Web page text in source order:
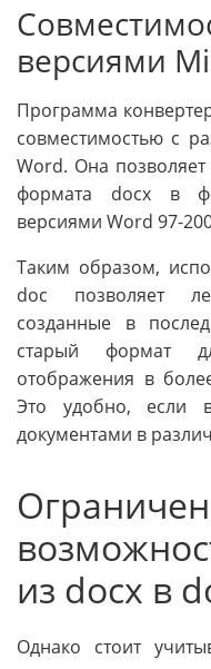
версиями
Программа
совместимостью с
Word. Она
формата docx в
версиями Word 97-
Таким образом,
doc позволяет
созданные в
старый формат
отображения в
Это удобно, если
документами в
из docx в
Однако стоит